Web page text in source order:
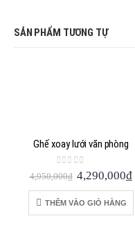
SẢN PHẨM TƯƠNG TỰ
Ghế xoay lưới văn phòng
0out of 5
4,950,000₫ Giá
là:
4,950,000₫.
4,290,000₫
THÊM VÀO GIỎ HÀNG